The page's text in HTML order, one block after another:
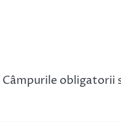
Câmpurile obligatorii